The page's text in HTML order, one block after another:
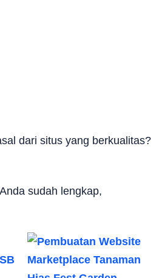
dari situs yang berkualitas?
sudah lengkap,